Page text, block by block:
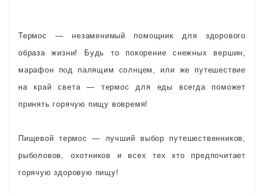
Термос — незаменимый помощник для здорового
образа жизни! Будь то покорение снежных вершин,
марафон под палящим солнцем, или же путешествие
на край света — термос для еды всегда поможет
принять горячую пищу вовремя!
Пищевой термос — лучший выбор путешественников,
рыболовов, охотников и всех тех кто предпочитает
горячую здоровую пищу!